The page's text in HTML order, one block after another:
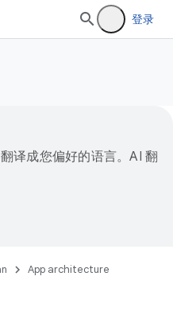
登录
译成您偏好的语言。AI 翻
App architecture